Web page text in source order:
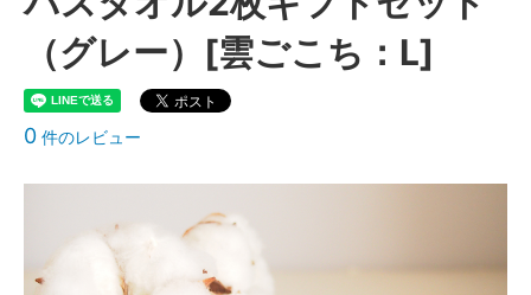
（グレー）[雲ごこち：L]
0 件のレビュー